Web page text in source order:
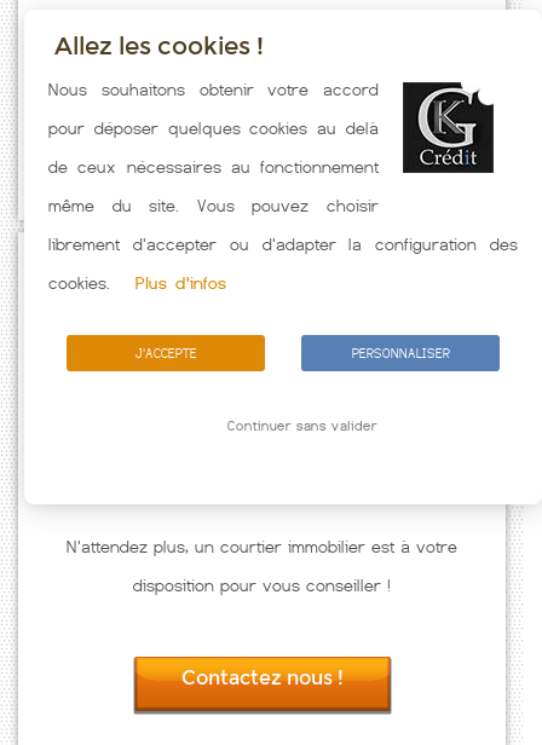
Taux emprunt actualisés (Chery Chartreuve) toutes les semaines. Taux
Immobilier pratiqués par nos partenaires bancaires. Meilleur Taux
hors assurance. Taux crédit immobilier indicatif fonction des
caractéristiques de l'emprunteur.
N'attendez plus, un courtier immobilier est à votre
disposition pour vous conseiller !
Contactez nous !
Allez les cookies !
Nous souhaitons obtenir votre accord
pour déposer quelques cookies au delà
de ceux nécessaires au fonctionnement
même du site. Vous pouvez choisir
librement d'accepter ou d'adapter la configuration des
cookies.
Plus d'infos
J'ACCEPTE PERSONNALISER
Continuer sans valider